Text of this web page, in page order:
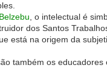
, o intelectual é
dos Santos
está na origem da
também os